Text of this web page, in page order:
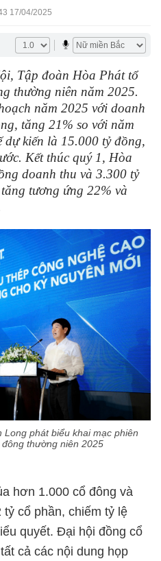
17/04/2025
Tập đoàn Hòa Phát tổ
thường niên năm 2025.
năm 2025 với doanh
tăng 21% so với năm
kiến là 15.000 tỷ đồng,
Kết thúc quý 1, Hòa
doanh thu và 3.300 tỷ
tương ứng 22% và
phát biểu khai mạc phiên
thường niên 2025
hơn 1.000 cổ đông và
cổ phần, chiếm tỷ lệ
quyết. Đại hội đồng cổ
cả các nội dung họp